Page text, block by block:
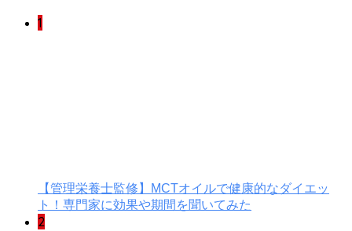
1
【管理栄養士監修】MCTオイルで健康的なダイエッ
ト！専門家に効果や期間を聞いてみた
2